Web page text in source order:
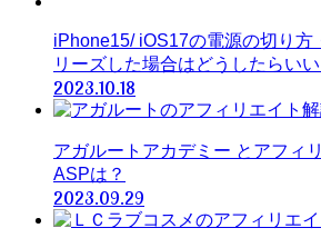
iPhone15/ iOS17の電源の切り方
リーズした場合はどうしたらいい
2023.10.18
アガルートアカデミー とアフィ
ASPは？
2023.09.29